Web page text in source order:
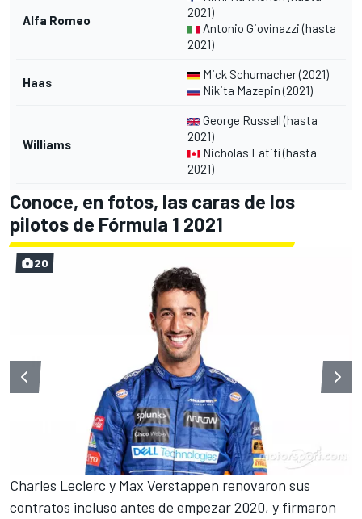
Alfa Romeo
2021)
Antonio Giovinazzi (hasta
2021)
Haas
Mick Schumacher (2021)
Nikita Mazepin (2021)
Williams
George Russell (hasta
2021)
Nicholas Latifi (hasta
2021)
Conoce, en fotos, las caras de los
pilotos de Fórmula 1 2021
20
Charles Leclerc y Max Verstappen renovaron sus
contratos incluso antes de empezar 2020, y firmaron